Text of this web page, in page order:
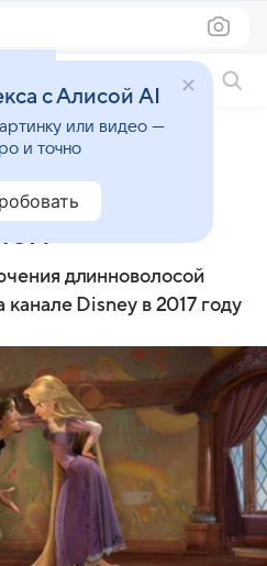
длинноволосой
Disney в 2017 году
с Алисой AI
или видео —
и точно